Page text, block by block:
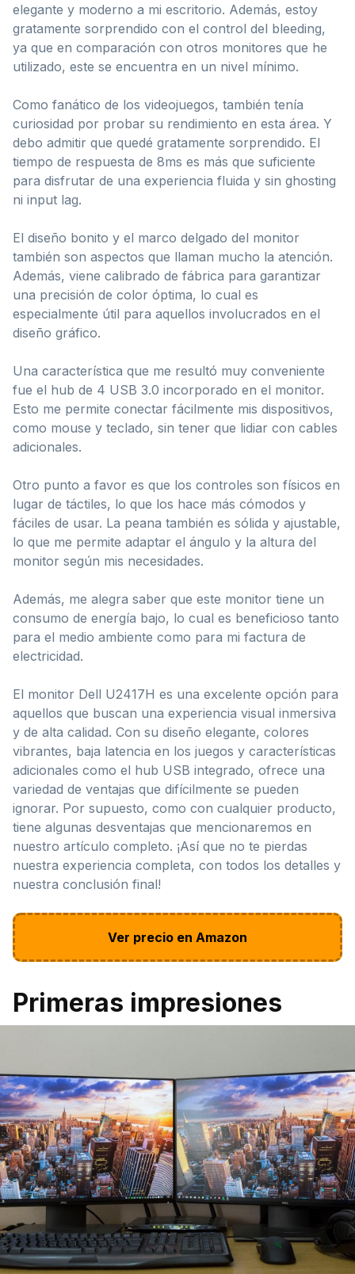
elegante y moderno a mi escritorio. Además, estoy
gratamente sorprendido con el control del bleeding,
ya que en comparación con otros monitores que he
utilizado, este se encuentra en un nivel mínimo.
Como fanático de los videojuegos, también tenía
curiosidad por probar su rendimiento en esta área. Y
debo admitir que quedé gratamente sorprendido. El
tiempo de respuesta de 8ms es más que suficiente
para disfrutar de una experiencia fluida y sin ghosting
ni input lag.
El diseño bonito y el marco delgado del monitor
también son aspectos que llaman mucho la atención.
Además, viene calibrado de fábrica para garantizar
una precisión de color óptima, lo cual es
especialmente útil para aquellos involucrados en el
diseño gráfico.
Una característica que me resultó muy conveniente
fue el hub de 4 USB 3.0 incorporado en el monitor.
Esto me permite conectar fácilmente mis dispositivos,
como mouse y teclado, sin tener que lidiar con cables
adicionales.
Otro punto a favor es que los controles son físicos en
lugar de táctiles, lo que los hace más cómodos y
fáciles de usar. La peana también es sólida y ajustable,
lo que me permite adaptar el ángulo y la altura del
monitor según mis necesidades.
Además, me alegra saber que este monitor tiene un
consumo de energía bajo, lo cual es beneficioso tanto
para el medio ambiente como para mi factura de
electricidad.
El monitor Dell U2417H es una excelente opción para
aquellos que buscan una experiencia visual inmersiva
y de alta calidad. Con su diseño elegante, colores
vibrantes, baja latencia en los juegos y características
adicionales como el hub USB integrado, ofrece una
variedad de ventajas que difícilmente se pueden
ignorar. Por supuesto, como con cualquier producto,
tiene algunas desventajas que mencionaremos en
nuestro artículo completo. ¡Así que no te pierdas
nuestra experiencia completa, con todos los detalles y
nuestra conclusión final!
Ver precio en Amazon
Primeras impresiones